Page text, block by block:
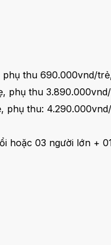
thu 690.000vnd/
phụ thu
phụ thu:
hoặc 03 người lớn +